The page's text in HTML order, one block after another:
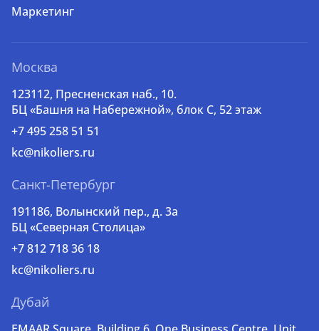
Маркетинг
Москва
123112, Пресненская наб., 10.
БЦ «Башня на Набережной», блок С, 52 этаж
+7 495 258 51 51
kc@nikoliers.ru
Санкт-Петербург
191186, Волынский пер., д. 3a
БЦ «Северная Столица»
+7 812 718 36 18
kc@nikoliers.ru
Дубай